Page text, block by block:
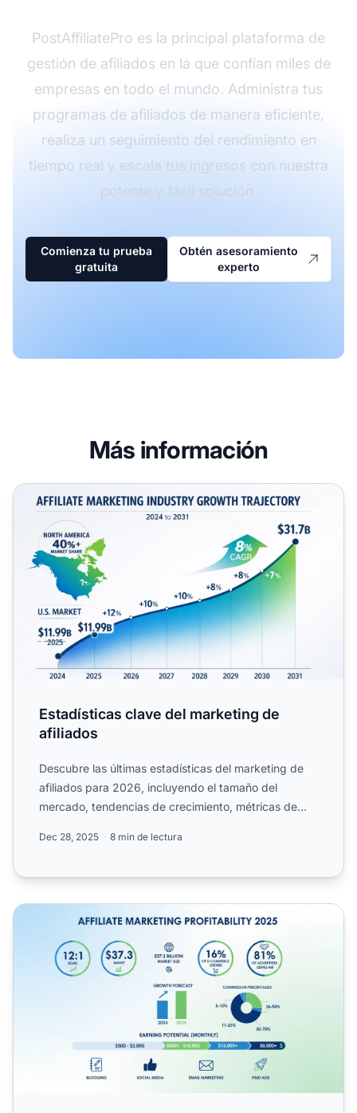
PostAffiliatePro es la principal plataforma de
gestión de afiliados en la que confían miles de
empresas en todo el mundo. Administra tus
programas de afiliados de manera eficiente,
realiza un seguimiento del rendimiento en
tiempo real y escala tus ingresos con nuestra
potente y fácil solución.
Comienza tu prueba
gratuita
Obtén asesoramiento
experto
Más información
Estadísticas clave del marketing de afiliados
Estadísticas clave del marketing de
afiliados
Descubre las últimas estadísticas del marketing de
afiliados para 2026, incluyendo el tamaño del
mercado, tendencias de crecimiento, métricas de
Dec 28, 2025 8 min de lectura
¿Es rentable el marketing de afiliados en 2025? Análisis